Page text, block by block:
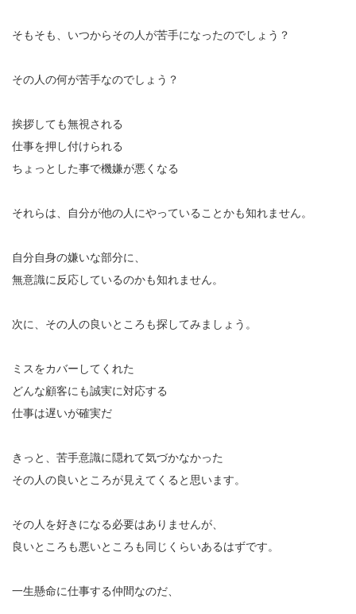
そもそも、いつからその人が苦手になったのでしょう？
その人の何が苦手なのでしょう？
挨拶しても無視される
仕事を押し付けられる
ちょっとした事で機嫌が悪くなる
それらは、自分が他の人にやっていることかも知れません。
自分自身の嫌いな部分に、
無意識に反応しているのかも知れません。
次に、その人の良いところも探してみましょう。
ミスをカバーしてくれた
どんな顧客にも誠実に対応する
仕事は遅いが確実だ
きっと、苦手意識に隠れて気づかなかった
その人の良いところが見えてくると思います。
その人を好きになる必要はありませんが、
良いところも悪いところも同じくらいあるはずです。
一生懸命に仕事する仲間なのだ、